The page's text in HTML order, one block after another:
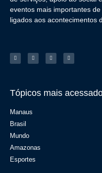
eventos mais importantes
ligados aos acontecimentos
Tópicos mais
Manaus
Brasil
Mundo
Amazonas
Esportes